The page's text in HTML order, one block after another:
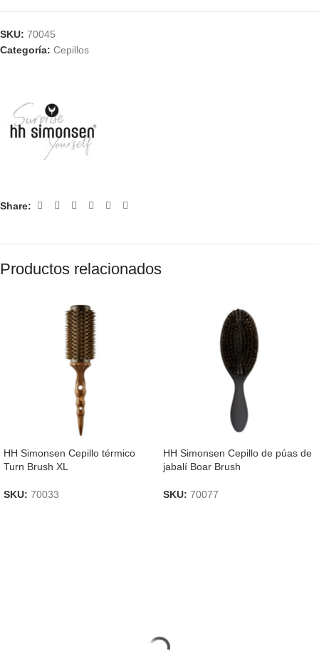
SKU: 70045
Categoría: Cepillos
Share:
Productos relacionados
HH Simonsen Cepillo térmico
Turn Brush XL
SKU: 70033
HH Simonsen Cepillo de púas de
jabalí Boar Brush
SKU: 70077